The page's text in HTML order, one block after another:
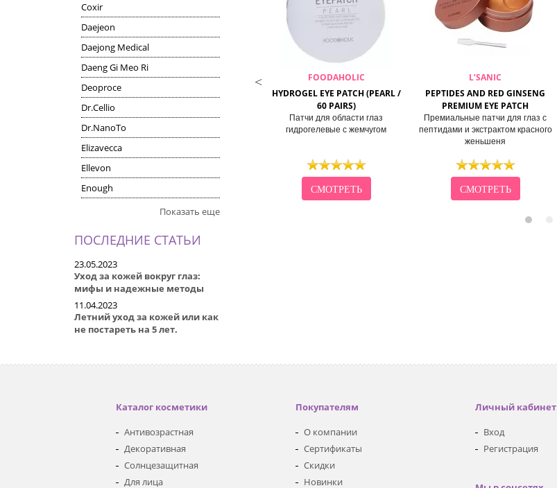
Coxir
Daejeon
Daejong Medical
Daeng Gi Meo Ri
Deoproce
Dr.Cellio
Dr.NanoTo
Elizavecca
Ellevon
Enough
Показать еще
ПОСЛЕДНИЕ СТАТЬИ
23.05.2023
Уход за кожей вокруг глаз:
мифы и надежные методы
11.04.2023
Летний уход за кожей или как
не постареть на 5 лет.
1 BBOYAN EYE PATCH
для кожи вокруг глаз
L’SANIC
Гидрогелевые патчи с экстрактом
FOODAHOLIC
HYDROGEL EYE PATCH (PEARL /
60 PAIRS)
Патчи для области глаз
гидрогелевые с жемчугом
СМОТРЕТЬ
L’SANIC
PEPTIDES AND RED GINSENG
PREMIUM EYE PATCH
Премиальные патчи для глаз с
пептидами и экстрактом красного
женьшеня
СМОТРЕТЬ
Каталог косметики
Антивозрастная
Декоративная
Солнцезащитная
Для лица
Покупателям
О компании
Сертификаты
Скидки
Новинки
Личный кабинет
Вход
Регистрация